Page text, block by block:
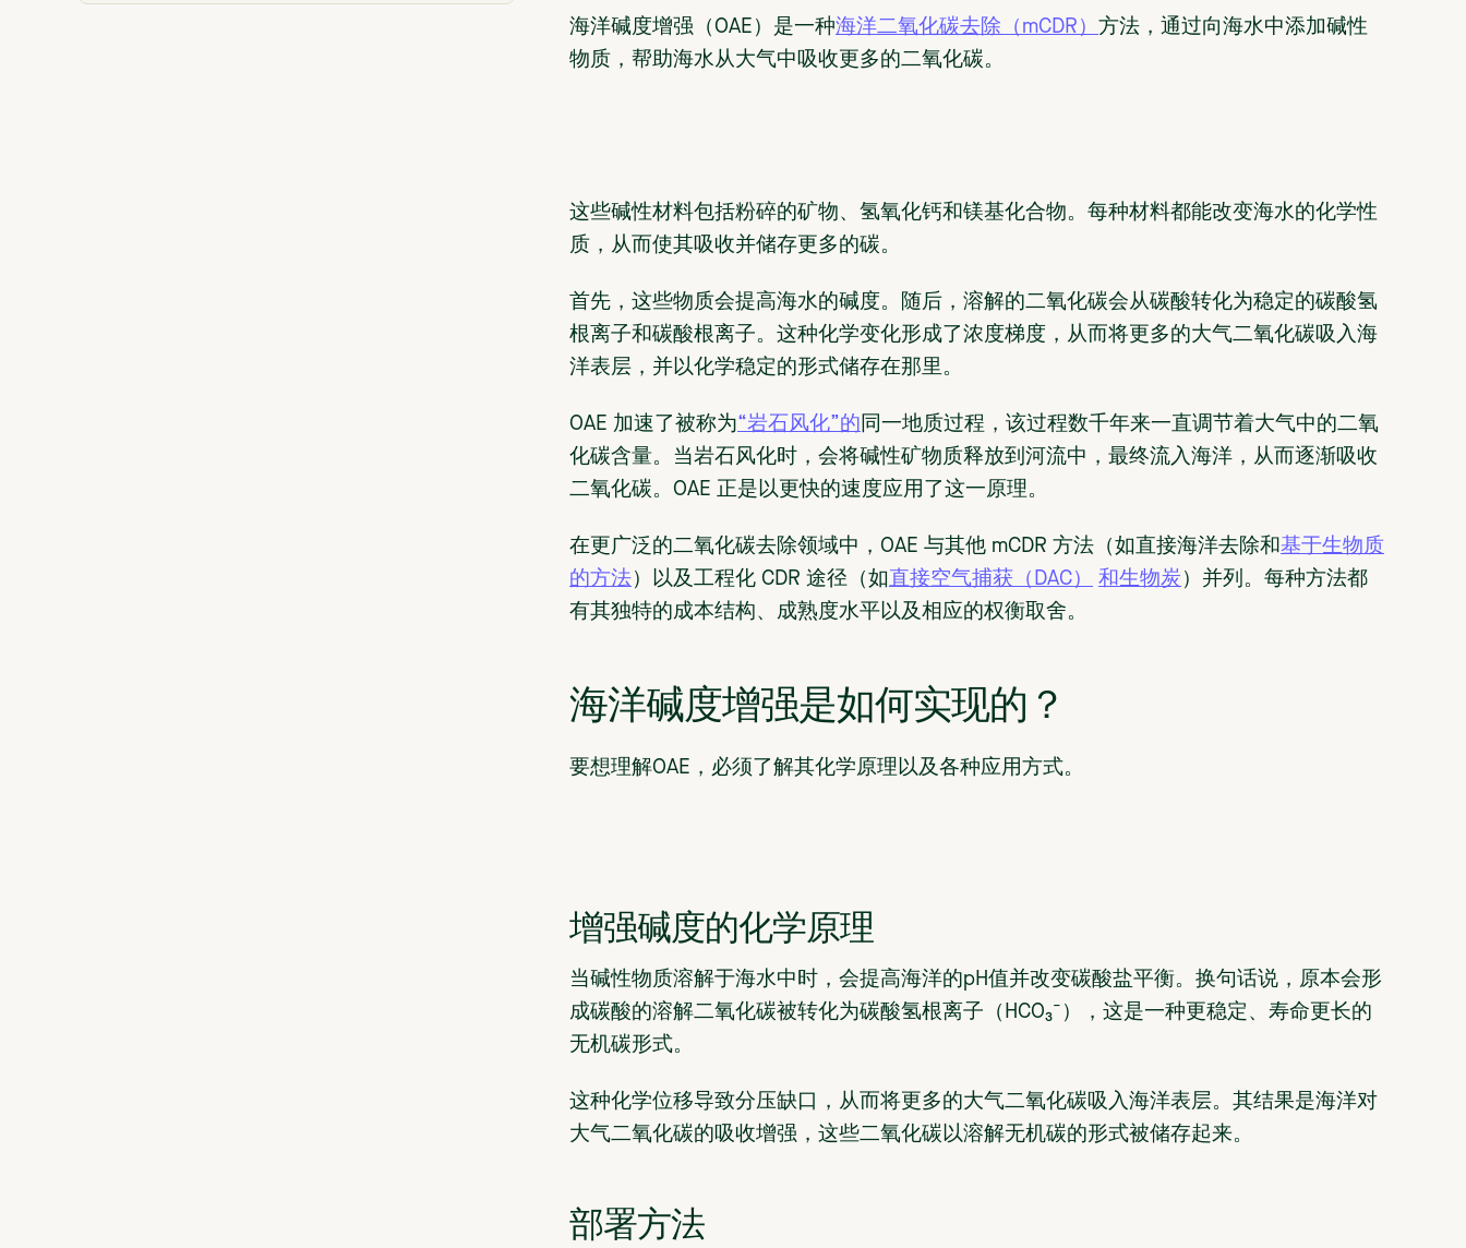
海洋碱度增强（OAE）是一种海洋二氧化碳去除（mCDR） 方法，通过向海水中添加碱性
物质，帮助海水从大气中吸收更多的二氧化碳。
这些碱性材料包括粉碎的矿物、氢氧化钙和镁基化合物。每种材料都能改变海水的化学性
质，从而使其吸收并储存更多的碳。
首先，这些物质会提高海水的碱度。随后，溶解的二氧化碳会从碳酸转化为稳定的碳酸氢
根离子和碳酸根离子。这种化学变化形成了浓度梯度，从而将更多的大气二氧化碳吸入海
洋表层，并以化学稳定的形式储存在那里。
OAE 加速了被称为“岩石风化”的 同一地质过程，该过程数千年来一直调节着大气中的二氧
化碳含量。当岩石风化时，会将碱性矿物质释放到河流中，最终流入海洋，从而逐渐吸收
二氧化碳。OAE 正是以更快的速度应用了这一原理。
在更广泛的二氧化碳去除领域中，OAE 与其他 mCDR 方法（如直接海洋去除和基于生物质
的方法）以及工程化 CDR 途径（如 直接空气捕获（DAC） 和生物炭 ）并列。每种方法都
有其独特的成本结构、成熟度水平以及相应的权衡取舍。
海洋碱度增强是如何实现的？
要想理解OAE，必须了解其化学原理以及各种应用方式。
增强碱度的化学原理
当碱性物质溶解于海水中时，会提高海洋的pH值并改变碳酸盐平衡。换句话说，原本会形
成碳酸的溶解二氧化碳被转化为碳酸氢根离子（HCO₃⁻），这是一种更稳定、寿命更长的
无机碳形式。
这种化学位移导致分压缺口，从而将更多的大气二氧化碳吸入海洋表层。其结果是海洋对
大气二氧化碳的吸收增强，这些二氧化碳以溶解无机碳的形式被储存起来。
部署方法